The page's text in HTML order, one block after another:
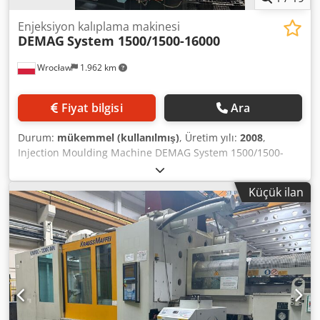
Wrocław 1.962 km
Enjeksiyon kalıplama makinesi
DEMAG System 1500/1500-16000
Fiyat bilgisi Ara
Durum: mükemmel (kullanılmış), Üretim yılı: 2008,
Injection Moulding Machine DEMAG System 1500/1500-
16000 Basic Data Manufacturer: DEMAG Model: System
1500/1500-16000 Year of manufacture: 2008 Clamping Unit
Clamping force: 15,000 kN Platen dimensions (horizontal ×
vertical): 2,150 × 1,880 mm Clearance between tie bars
(horizontal × vertical): 1,500 × 1,250 mm Dsdpfx
Aioyugaljtock Minimum mould height: 700 mm Maximum
mould height: 1,400 mm Maximum opening stroke: 2,900
mm Injection Unit Screw diameter: 145 mm Injection
volume: 10,981 cm³ Shot weight (PS): 9,880 g Maximum
injection pressure: 1,454 bar Electrical and Hydraulic
Küçük ilan